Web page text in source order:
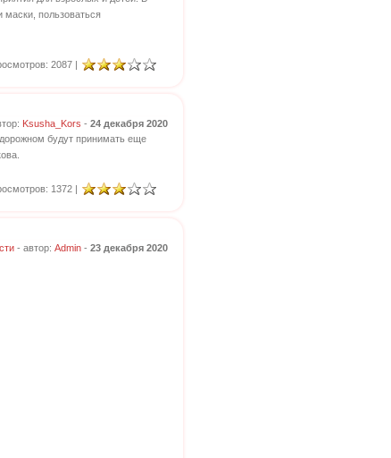
маски, пользоваться
2087 |
Ksusha_Kors - 24 декабря 2020
будут принимать еще
1372 |
- автор: Admin - 23 декабря 2020